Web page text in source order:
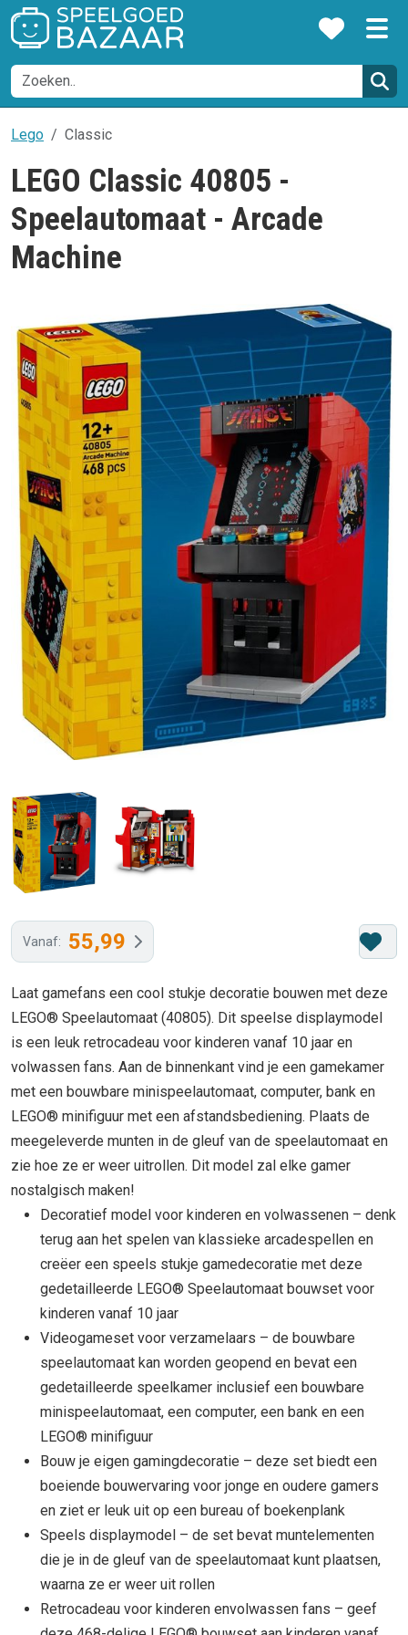
Lego Classic
LEGO Classic 40805 -
Speelautomaat - Arcade
Machine
Vanaf: 55,99
Laat gamefans een cool stukje decoratie bouwen met deze
LEGO® Speelautomaat (40805). Dit speelse displaymodel
is een leuk retrocadeau voor kinderen vanaf 10 jaar en
volwassen fans. Aan de binnenkant vind je een gamekamer
met een bouwbare minispeelautomaat, computer, bank en
LEGO® minifiguur met een afstandsbediening. Plaats de
meegeleverde munten in de gleuf van de speelautomaat en
zie hoe ze er weer uitrollen. Dit model zal elke gamer
nostalgisch maken!
Decoratief model voor kinderen en volwassenen – denk
terug aan het spelen van klassieke arcadespellen en
creëer een speels stukje gamedecoratie met deze
gedetailleerde LEGO® Speelautomaat bouwset voor
kinderen vanaf 10 jaar
Videogameset voor verzamelaars – de bouwbare
speelautomaat kan worden geopend en bevat een
gedetailleerde speelkamer inclusief een bouwbare
minispeelautomaat, een computer, een bank en een
LEGO® minifiguur
Bouw je eigen gamingdecoratie – deze set biedt een
boeiende bouwervaring voor jonge en oudere gamers
en ziet er leuk uit op een bureau of boekenplank
Speels displaymodel – de set bevat muntelementen
die je in de gleuf van de speelautomaat kunt plaatsen,
waarna ze er weer uit rollen
Retrocadeau voor kinderen envolwassen fans – geef